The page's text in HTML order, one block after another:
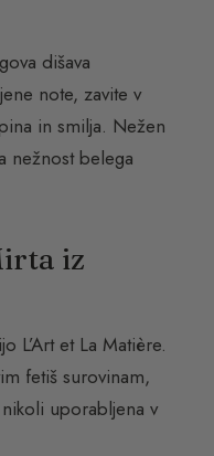
dišava
note, zavite v
in smilja. Nežen
nežnost belega
iz
L’Art et La Matière.
fetiš surovinam,
uporabljena v